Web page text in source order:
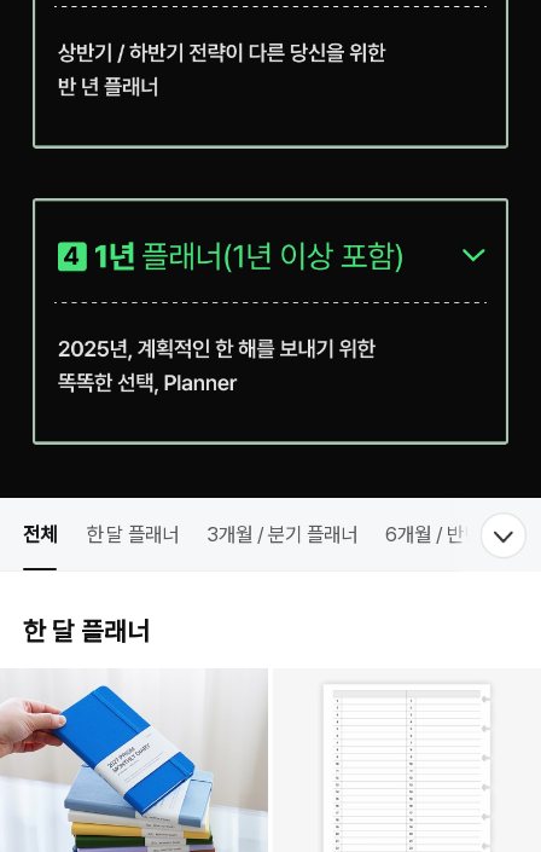
전체 한 달 플래너 3개월 / 분기 플래너 6개월 / 반년 플래너
한 달 플래너